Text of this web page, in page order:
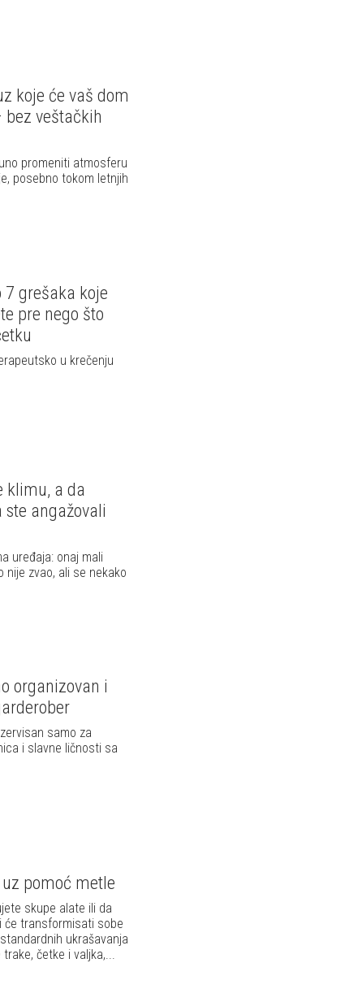
koje će vaš dom
veštačkih
promeniti atmosferu
posebno tokom letnjih
7 grešaka koje
pre nego što
u krečenju
klimu, a da
angažovali
uređaja: onaj mali
nije zvao, ali se nekako
organizovan i
samo za
i slavne ličnosti sa
pomoć metle
skupe alate ili da
će transformisati sobe
ukrašavanja
četke i valjka,...